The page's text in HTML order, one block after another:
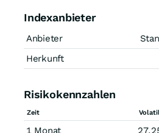
Indexanbieter
Anbieter
Herkunft
Risikokennzahlen
Zeit
1 Monat